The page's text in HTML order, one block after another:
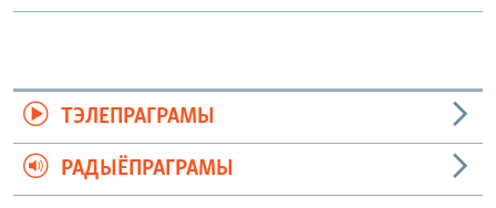
ТЭЛЕПРАГРАМЫ
РАДЫЁПРАГРАМЫ